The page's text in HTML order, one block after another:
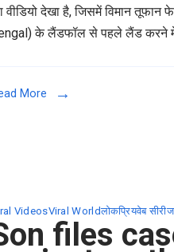
वीडियो देखा है, जिसमें विमान तूफान
के लैंडफॉल से पहले लैंड करने में
More
VideosViral Worldलोकप्रियवेब सीरीज
files